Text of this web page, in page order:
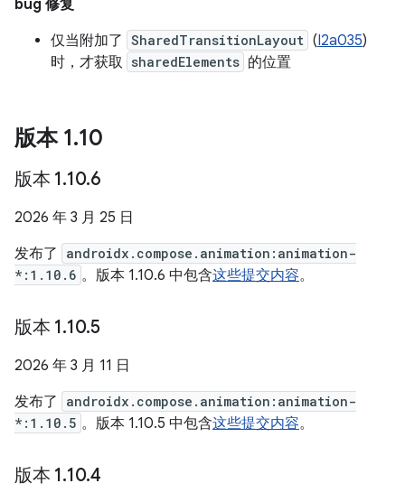
bug 修复
仅当附加了 SharedTransitionLayout (I2a035)
时，才获取 sharedElements 的位置
版本 1.10
版本 1.10.6
2026 年 3 月 25 日
发布了
androidx.compose.animation:animation-
*:1.10.6 。版本 1.10.6 中包含这些提交内容。
版本 1.10.5
2026 年 3 月 11 日
发布了
androidx.compose.animation:animation-
*:1.10.5 。版本 1.10.5 中包含这些提交内容。
版本 1.10.4